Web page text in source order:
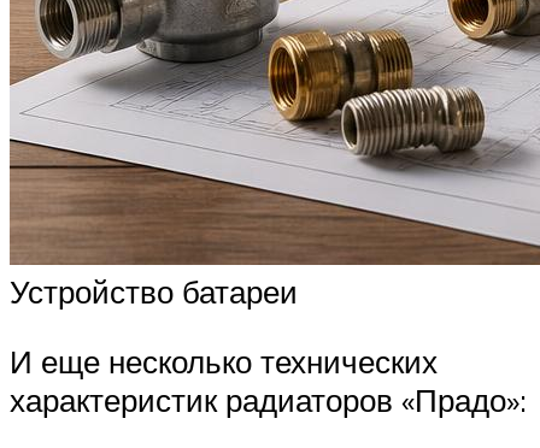
Устройство батареи
И еще несколько технических
характеристик радиаторов «Прадо»: